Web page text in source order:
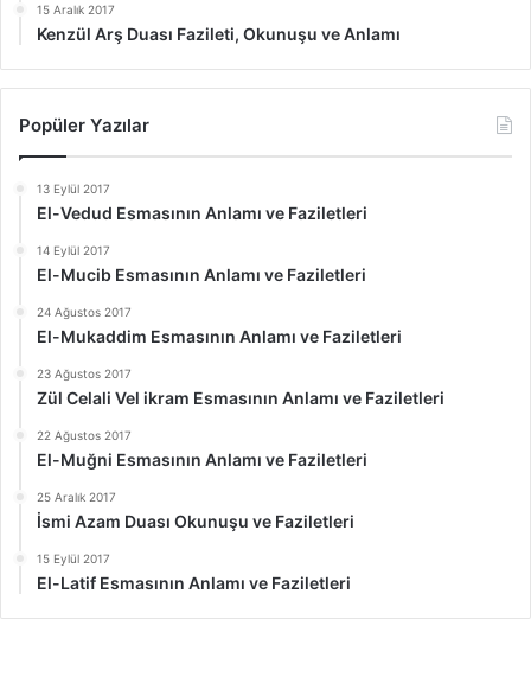
15 Aralık 2017
Kenzül Arş Duası Fazileti, Okunuşu ve Anlamı
Popüler Yazılar
13 Eylül 2017
El-Vedud Esmasının Anlamı ve Faziletleri
14 Eylül 2017
El-Mucib Esmasının Anlamı ve Faziletleri
24 Ağustos 2017
El-Mukaddim Esmasının Anlamı ve Faziletleri
23 Ağustos 2017
Zül Celali Vel ikram Esmasının Anlamı ve Faziletleri
22 Ağustos 2017
El-Muğni Esmasının Anlamı ve Faziletleri
25 Aralık 2017
İsmi Azam Duası Okunuşu ve Faziletleri
15 Eylül 2017
El-Latif Esmasının Anlamı ve Faziletleri